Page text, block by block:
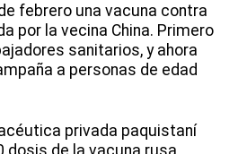
febrero una vacuna contra
por la vecina China. Primero
sanitarios, y ahora
a personas de edad
privada paquistaní